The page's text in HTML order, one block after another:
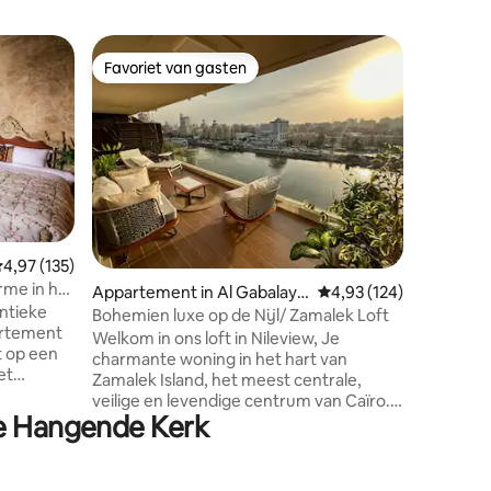
beoordeling van 4,97 op 5, 135 recensies
4,97 (135)
in het
op een
een
en
Favoriet van gasten
Favoriet van gasten
Appartement in Al Gabalaya
h
Gemiddelde
4,93 (124)
Bohemien luxe op de Nijl/ Zamalek Loft
Welkom in ons loft in Nileview, Je
charmante woning in het hart van
Zamalek Island, het meest centrale,
veilige en levendige centrum van Caïro.
De stijlvolle woonkamer biedt een 55-
inch gebogen smart-tv en een
Hangende Kerk